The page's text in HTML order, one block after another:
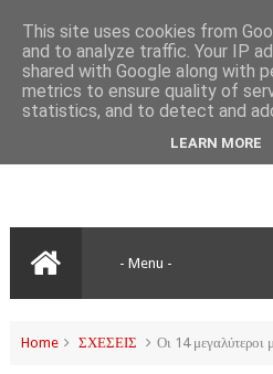
Home ΣΧΕΣΕΙΣ Οι 14 μεγαλύτεροι
This site uses cookies from
and to analyze traffic. Your IP
shared with Google along with
metrics to ensure quality of
statistics, and to detect and
LEARN MORE